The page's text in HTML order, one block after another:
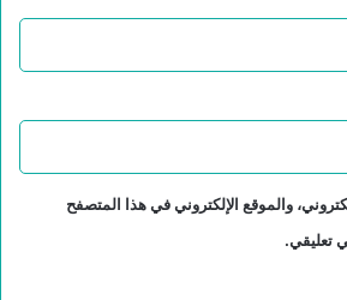
والموقع الإلكتروني في هذا المتصفح
تعليقي.